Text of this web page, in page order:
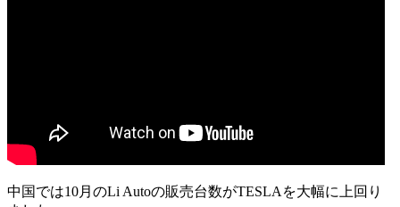
中国では10月のLi Autoの販売台数がTESLAを大幅に上回り